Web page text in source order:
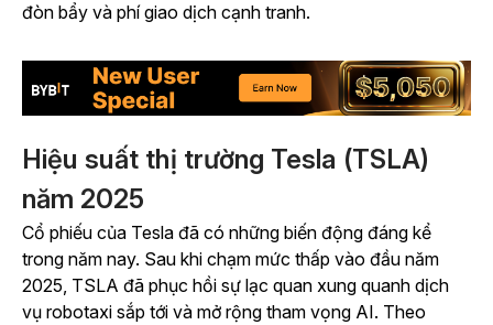
đòn bẩy và phí giao dịch cạnh tranh.
Hiệu suất thị trường Tesla (TSLA)
năm 2025
Cổ phiếu của Tesla đã có những biến động đáng kể
trong năm nay. Sau khi chạm mức thấp vào đầu năm
2025, TSLA đã phục hồi sự lạc quan xung quanh dịch
vụ robotaxi sắp tới và mở rộng tham vọng AI. Theo